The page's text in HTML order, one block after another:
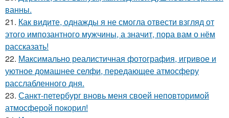
ванны.
21. Как видите, однажды я не смогла отвести взгляд от
этого импозантного мужчины, а значит, пора вам о нём
рассказать!
22. Максимально реалистичная фотография, игривое и
уютное домашнее селфи, передающее атмосферу
расслабленного дня.
23. Санкт-петербург вновь меня своей неповторимой
атмосферой покорил!